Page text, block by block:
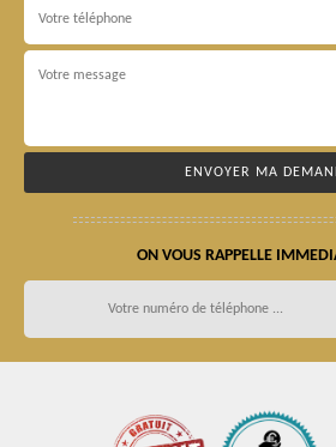
ON VOUS RAPPELLE